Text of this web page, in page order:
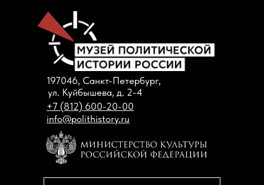
+7 (812) 600-20-00
ул. Куйбышева, д. 2-4
197046, Санкт-Петербург,
info@polithistory.ru